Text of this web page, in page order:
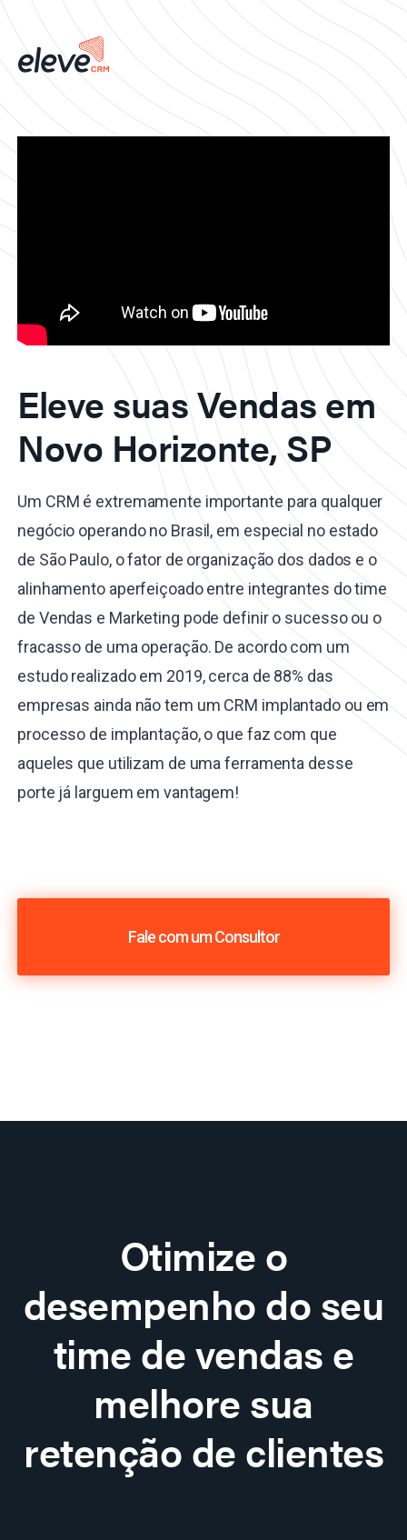
Eleve suas Vendas em
Novo Horizonte, SP
Um CRM é extremamente importante para qualquer
negócio operando no Brasil, em especial no estado
de São Paulo, o fator de organização dos dados e o
alinhamento aperfeiçoado entre integrantes do time
de Vendas e Marketing pode definir o sucesso ou o
fracasso de uma operação. De acordo com um
estudo realizado em 2019, cerca de 88% das
empresas ainda não tem um CRM implantado ou em
processo de implantação, o que faz com que
aqueles que utilizam de uma ferramenta desse
porte já larguem em vantagem!
Fale com um Consultor
Otimize o
desempenho do seu
time de vendas e
melhore sua
retenção de clientes